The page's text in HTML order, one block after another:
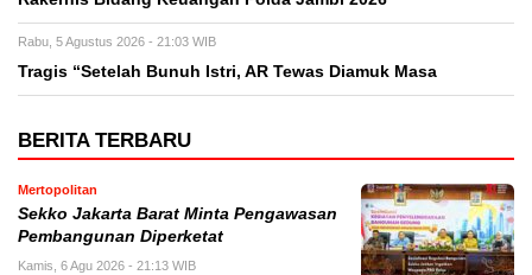
Rabu, 5 Agustus 2026 - 21:03 WIB
Tragis “Setelah Bunuh Istri, AR Tewas Diamuk Masa
BERITA TERBARU
Mertopolitan
Sekko Jakarta Barat Minta Pengawasan
Pembangunan Diperketat
Kamis, 6 Agu 2026 - 21:13 WIB